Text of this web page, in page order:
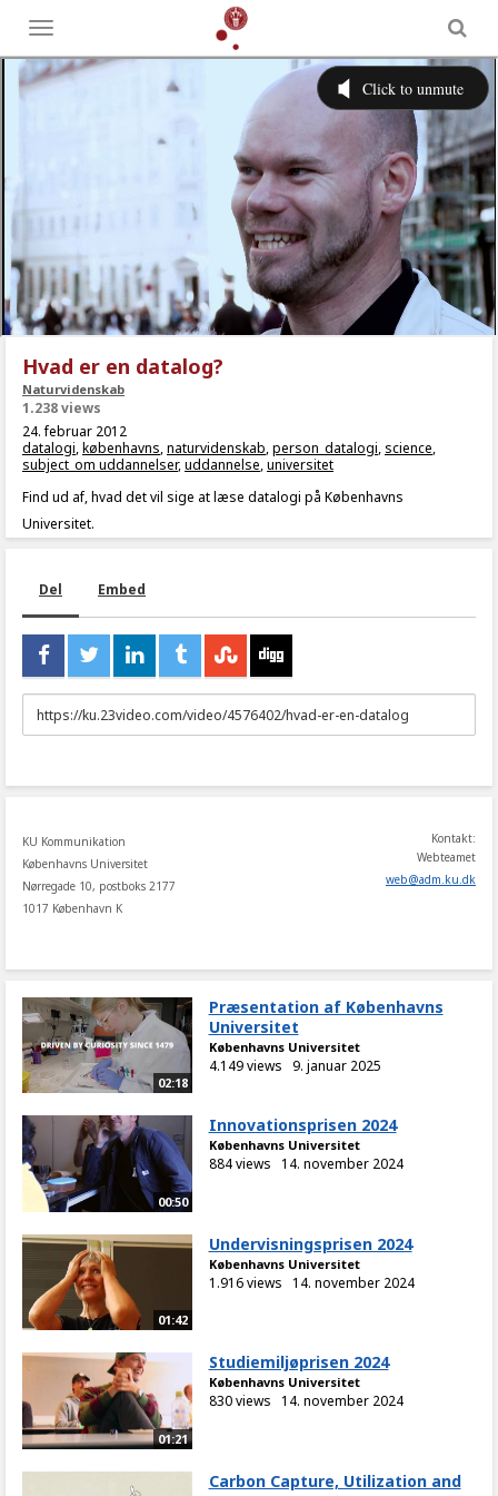
Toggle
menu
Hvad er en datalog?
Naturvidenskab
1.238 views
24. februar 2012
datalogi,københavns,naturvidenskab,person_datalogi, science,
subject_om uddannelser,uddannelse,universitet
Find ud af, hvad det vil sige at læse datalogi på Københavns
Universitet.
Del Embed
URL
to
KU Kommunikation
Københavns Universitet
Nørregade 10, postboks 2177
1017 København K
Kontakt:
Webteamet
web@adm.ku.dk
02:18
Præsentation af Københavns
Universitet
Københavns Universitet
4.149 views 9. januar 2025
00:50
Innovationsprisen 2024
Københavns Universitet
884 views 14. november 2024
01:42
Undervisningsprisen 2024
Københavns Universitet
1.916 views 14. november 2024
01:21
Studiemiljøprisen 2024
Københavns Universitet
830 views 14. november 2024
Carbon Capture, Utilization and